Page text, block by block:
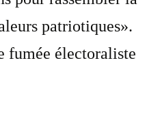
patriotiques».
fumée électoraliste